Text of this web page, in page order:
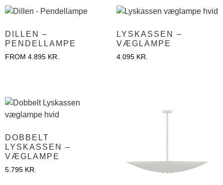
DILLEN –
PENDELLAMPE
FROM 4.895 KR.
LYSKASSEN –
VÆGLAMPE
4.095 KR.
DOBBELT
LYSKASSEN –
VÆGLAMPE
5.795 KR.